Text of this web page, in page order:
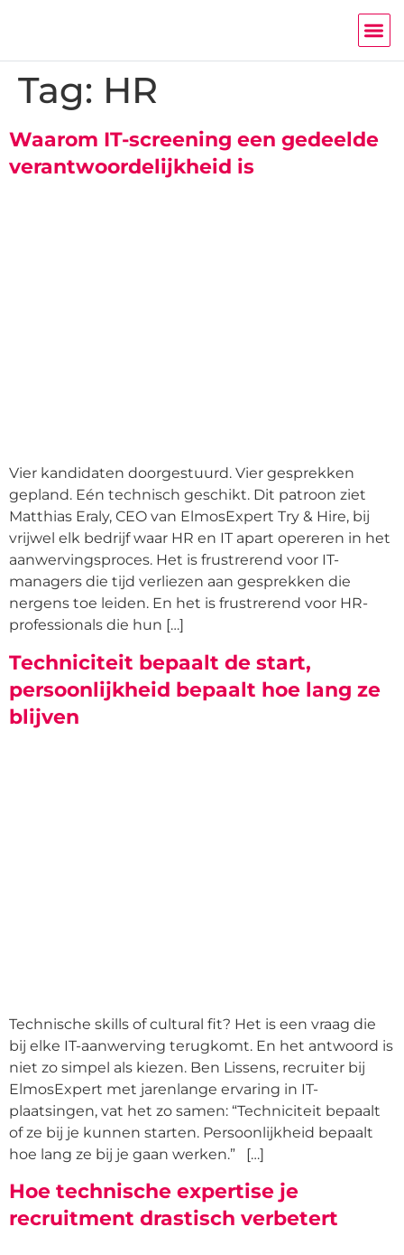
Tag: HR
Waarom IT-screening een gedeelde
verantwoordelijkheid is
Vier kandidaten doorgestuurd. Vier gesprekken
gepland. Eén technisch geschikt. Dit patroon ziet
Matthias Eraly, CEO van ElmosExpert Try & Hire, bij
vrijwel elk bedrijf waar HR en IT apart opereren in het
aanwervingsproces. Het is frustrerend voor IT-
managers die tijd verliezen aan gesprekken die
nergens toe leiden. En het is frustrerend voor HR-
professionals die hun […]
Techniciteit bepaalt de start,
persoonlijkheid bepaalt hoe lang ze
blijven
Technische skills of cultural fit? Het is een vraag die
bij elke IT-aanwerving terugkomt. En het antwoord is
niet zo simpel als kiezen. Ben Lissens, recruiter bij
ElmosExpert met jarenlange ervaring in IT-
plaatsingen, vat het zo samen: “Techniciteit bepaalt
of ze bij je kunnen starten. Persoonlijkheid bepaalt
hoe lang ze bij je gaan werken.” […]
Hoe technische expertise je
recruitment drastisch verbetert